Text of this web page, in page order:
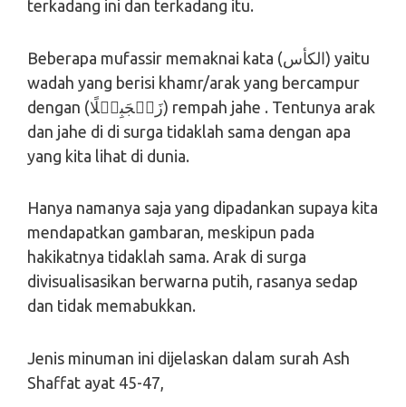
terkadang ini dan terkadang itu.
Beberapa mufassir memaknai kata (الكأس) yaitu
wadah yang berisi khamr/arak yang bercampur
dengan (زَنۡجَبِيۡلًا) rempah jahe . Tentunya arak
dan jahe di di surga tidaklah sama dengan apa
yang kita lihat di dunia.
Hanya namanya saja yang dipadankan supaya kita
mendapatkan gambaran, meskipun pada
hakikatnya tidaklah sama. Arak di surga
divisualisasikan berwarna putih, rasanya sedap
dan tidak memabukkan.
Jenis minuman ini dijelaskan dalam surah Ash
Shaffat ayat 45-47,